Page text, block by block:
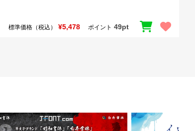
標準価格（税込） ¥5,478 ポイント 49pt